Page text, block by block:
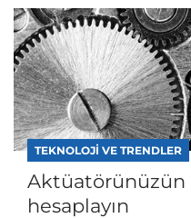
TEKNOLOJI VE TRENDLER
Aktüatörünüzün
hesaplayın